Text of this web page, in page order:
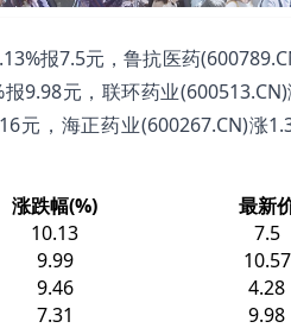
报7.5元，鲁抗医药
9.98元，联环药业
元，海正药业(600267.CN)涨
涨跌幅(%)
最新
10.13
7.5
9.99
10.57
9.46
4.28
7.31
9.98